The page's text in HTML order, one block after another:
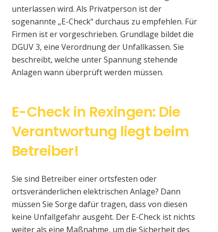
unterlassen wird. Als Privatperson ist der
sogenannte „E-Check“ durchaus zu empfehlen. Für
Firmen ist er vorgeschrieben. Grundlage bildet die
DGUV 3, eine Verordnung der Unfallkassen. Sie
beschreibt, welche unter Spannung stehende
Anlagen wann überprüft werden müssen.
E-Check in Rexingen: Die
Verantwortung liegt beim
Betreiber!
Sie sind Betreiber einer ortsfesten oder
ortsveränderlichen elektrischen Anlage? Dann
müssen Sie Sorge dafür tragen, dass von diesen
keine Unfallgefahr ausgeht. Der E-Check ist nichts
weiter als eine Maßnahme, um die Sicherheit des